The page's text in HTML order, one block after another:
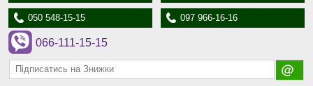
050 548-15-15 097 966-16-16
066-111-15-15